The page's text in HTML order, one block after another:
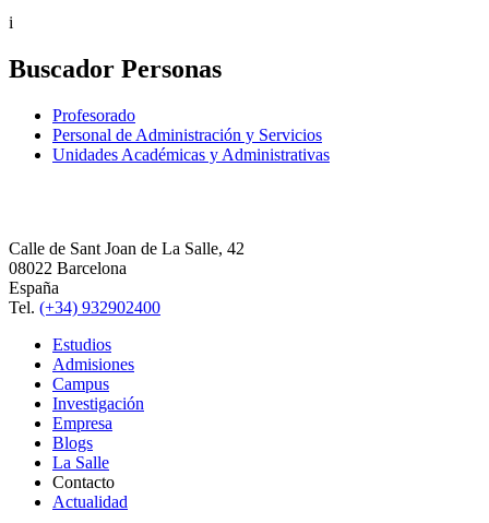
i
Buscador Personas
Profesorado
Personal de Administración y Servicios
Unidades Académicas y Administrativas
Calle de Sant Joan de La Salle, 42
08022 Barcelona
España
Tel. (+34) 932902400
Estudios
Admisiones
Campus
Investigación
Empresa
Blogs
La Salle
Contacto
Actualidad